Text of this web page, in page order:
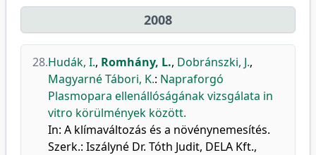
2008
28.Hudák, I., Romhány, L., Dobránszki, J.,
Magyarné Tábori, K.: Napraforgó
Plasmopara ellenállóságának vizsgálata in
vitro körülmények között.
In: A klímaváltozás és a növénynemesítés.
Szerk.: Iszályné Dr. Tóth Judit, DELA Kft.,